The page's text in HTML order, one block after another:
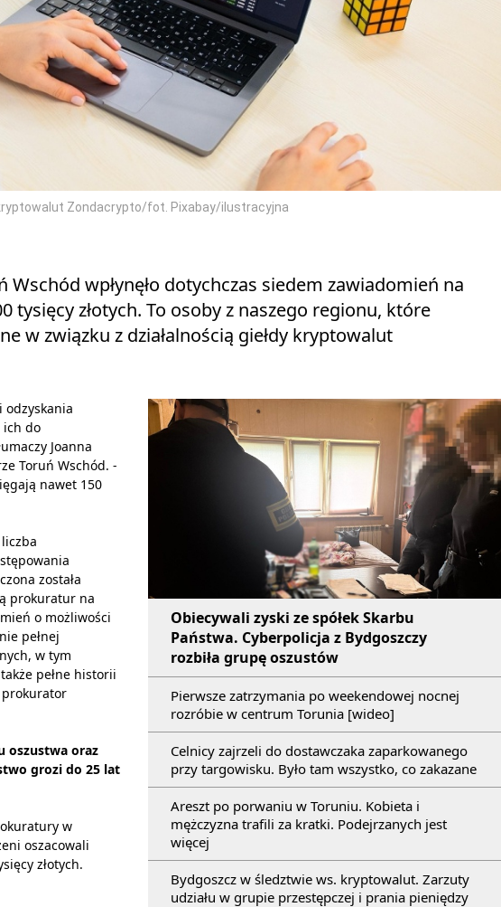
Zondacrypto/fot. Pixabay/ilustracyjna
wpłynęło dotychczas siedem zawiadomień na
tysięcy złotych. To osoby z naszego regionu, które
w związku z działalnością giełdy kryptowalut
Obiecywali zyski ze spółek Skarbu
Państwa. Cyberpolicja z Bydgoszczy
rozbiła grupę oszustów
Pierwsze zatrzymania po weekendowej nocnej
rozróbie w centrum Torunia [wideo]
Celnicy zajrzeli do dostawczaka zaparkowanego
przy targowisku. Było tam wszystko, co zakazane
Areszt po porwaniu w Toruniu. Kobieta i
mężczyzna trafili za kratki. Podejrzanych jest
więcej
Bydgoszcz w śledztwie ws. kryptowalut. Zarzuty
udziału w grupie przestępczej i prania pieniędzy
odzyskania
ich do
Joanna
Toruń Wschód. -
nawet 150
została
prokuratur na
o możliwości
pełnej
w tym
pełne historii
prokurator
oszustwa oraz
grozi do 25 lat
w
oszacowali
złotych.